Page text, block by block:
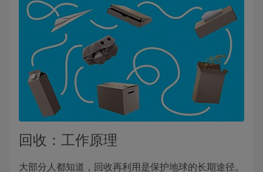
回收：工作原理
大部分人都知道，回收再利用是保护地球的长期途径。